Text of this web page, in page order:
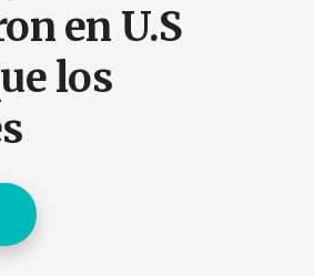
en U.S
los